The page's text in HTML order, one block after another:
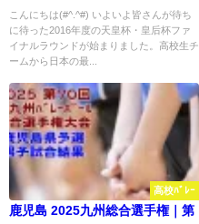
ラウンド1日目試合結果
こんにちは(#^.^#) いよいよ皆さんが待ち
に待った2016年度の天皇杯・皇后杯ファ
イナルラウンドが始まりました。高校生チ
ームから日本の最...
高校ﾊﾞﾚｰ
鹿児島 2025九州総合選手権｜第